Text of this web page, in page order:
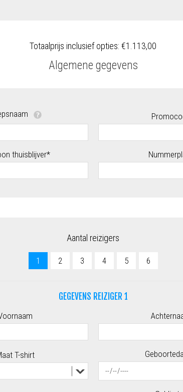
Totaalprijs inclusief opties:€1.113,00
Algemene gegevens
thuisblijver*
Aantal reizigers
1 2 3 4 5 6
GEGEVENS REIZIGER 1
T-shirt